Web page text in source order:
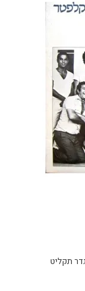
תקליט